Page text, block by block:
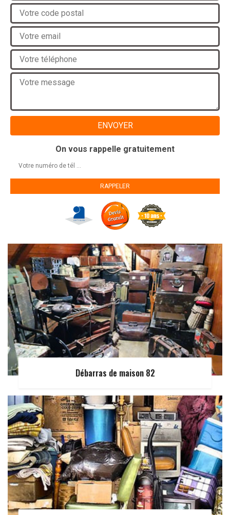
On vous rappelle gratuitement
Débarras de maison 82